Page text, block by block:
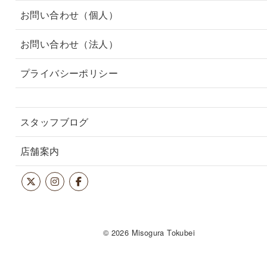
お問い合わせ（個人）
お問い合わせ（法人）
プライバシーポリシー
スタッフブログ
店舗案内
© 2026 Misogura Tokubei